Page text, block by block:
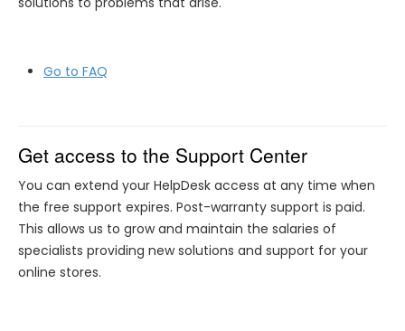
Go to FAQ
Get access to the Support Center
You can extend your HelpDesk access at any time when
the free support expires. Post-warranty support is paid.
This allows us to grow and maintain the salaries of
specialists providing new solutions and support for your
online stores.